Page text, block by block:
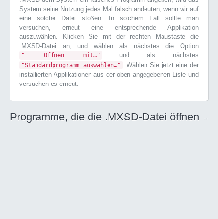
System seine Nutzung jedes Mal falsch andeuten, wenn wir auf
eine solche Datei stoßen. In solchem Fall sollte man
versuchen, erneut eine entsprechende Applikation
auszuwählen. Klicken Sie mit der rechten Maustaste die
.MXSD-Datei an, und wählen als nächstes die Option
" Öffnen mit…" und als nächstes
"Standardprogramm auswählen…" . Wählen Sie jetzt eine der
installierten Applikationen aus der oben angegebenen Liste und
versuchen es erneut.
Programme, die die .MXSD-Datei öffnen